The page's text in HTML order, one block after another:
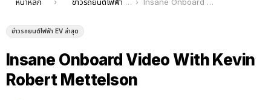
ข่าวรถยนต์ไฟฟ้า EV ล่าสุด
Insane Onboard Video With Kevin
Robert Mettelson